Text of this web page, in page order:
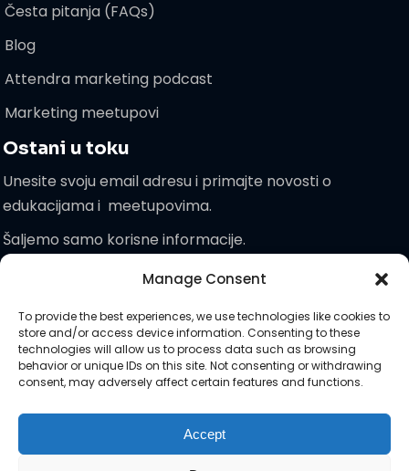
Manage Consent
To provide the best experiences, we use technologies like cookies to
store and/or access device information. Consenting to these
technologies will allow us to process data such as browsing
behavior or unique IDs on this site. Not consenting or withdrawing
consent, may adversely affect certain features and functions.
Accept
Česta pitanja (FAQs)
Blog
Attendra marketing podcast
Marketing meetupovi
Ostani u toku
Unesite svoju email adresu i primajte novosti o
edukacijama i meetupovima.
Šaljemo samo korisne informacije.
nam se!
Zaprati nas na društvenim :)